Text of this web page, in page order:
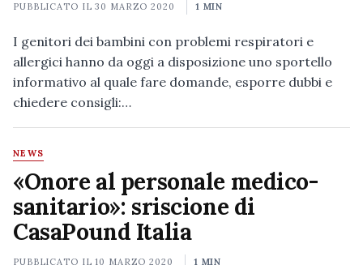
PUBBLICATO IL30 MARZO 2020 1 MIN
I genitori dei bambini con problemi respiratori e
allergici hanno da oggi a disposizione uno sportello
informativo al quale fare domande, esporre dubbi e
chiedere consigli:…
NEWS
«Onore al personale medico-
sanitario»: sriscione di
CasaPound Italia
PUBBLICATO IL10 MARZO 2020 1 MIN